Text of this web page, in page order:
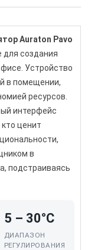
Auraton Pavo
для создания
Устройство
в помещении,
ресурсов.
интерфейс
ценит
в
подстраиваясь
5 – 30°С
ДИАПАЗОН
РЕГУЛИРОВАНИЯ